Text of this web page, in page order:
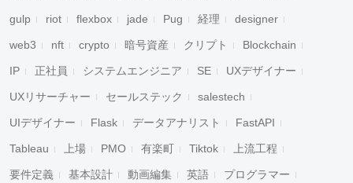
gulp riot flexbox jade Pug 経理 designer
web3 nft crypto 暗号資産 クリプト Blockchain
IP 正社員 システムエンジニア SE UXデザイナー
UXリサーチャー セールステック salestech
UIデザイナー Flask データアナリスト FastAPI
Tableau 上場 PMO 有楽町 Tiktok 上流工程
要件定義 基本設計 動画編集 英語 プログラマー